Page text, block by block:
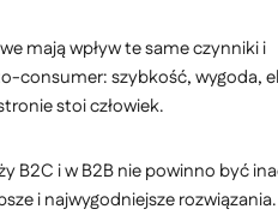
mają wpływ te same czynniki i
consumer: szybkość, wygoda,
stoi człowiek.
B2C i w B2B nie powinno być
i najwygodniejsze